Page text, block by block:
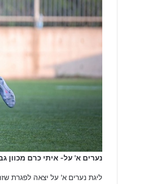
נערים א' על- איתי כרם מכוון
ליגת נערים א' על יצאה לפגרת